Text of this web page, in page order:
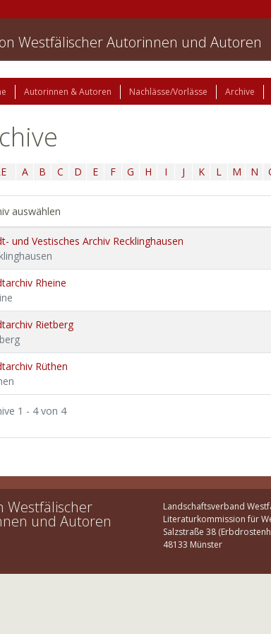
Westfälischer Autorinnen und Autoren
Autorinnen & Autoren Nachlässe/Vorlässe Archive
A B C D E F G H I J K L M N
auswählen
und Vestisches Archiv Recklinghausen
Rheine
Rietberg
Rüthen
1 - 4 von 4
Westfälischer
und Autoren
Landschaftsverband
Literaturkommission für
Salzstraße 38
48133 Münster